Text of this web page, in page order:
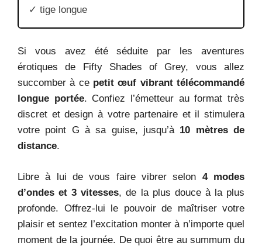
✓ tige longue
Si vous avez été séduite par les aventures
érotiques de Fifty Shades of Grey, vous allez
succomber à ce petit œuf vibrant télécommandé
longue portée. Confiez l’émetteur au format très
discret et design à votre partenaire et il stimulera
votre point G à sa guise, jusqu’à 10 mètres de
distance.
Libre à lui de vous faire vibrer selon 4 modes
d’ondes et 3 vitesses, de la plus douce à la plus
profonde. Offrez-lui le pouvoir de maîtriser votre
plaisir et sentez l’excitation monter à n’importe quel
moment de la journée. De quoi être au summum du